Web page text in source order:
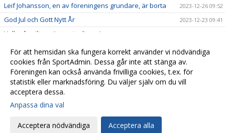
Leif Johansson, en av föreningens grundare, är borta 2023-12-26 09:52
God Jul och Gott Nytt År 2023-12-23 09:41
Vallenfamiljen växer ytterligare!
Svenska Spel - Gräsroten 2023-11-22 17:33
Årets ungdomsförening 2023 2023-11-17 21:28
Välkomna till Vallens IF! 2023-10-16 07:49
inställningar
Webbversion
För att hemsidan ska fungera korrekt använder vi nödvändiga
cookies från SportAdmin. Dessa går inte att stänga av.
Föreningen kan också använda frivilliga cookies, t.ex. för
statistik eller marknadsföring. Du väljer själv om du vill
acceptera dessa.
Anpassa dina val
Acceptera nödvändiga Acceptera alla